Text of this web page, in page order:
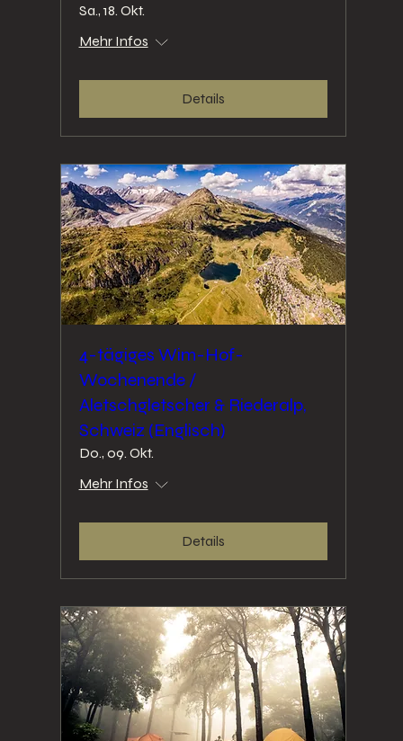
Sa., 18. Okt.
Mehr Infos
Details
4-tägiges Wim-Hof-
Wochenende /
Aletschgletscher & Riederalp,
Schweiz (Englisch)
Do., 09. Okt.
Mehr Infos
Details